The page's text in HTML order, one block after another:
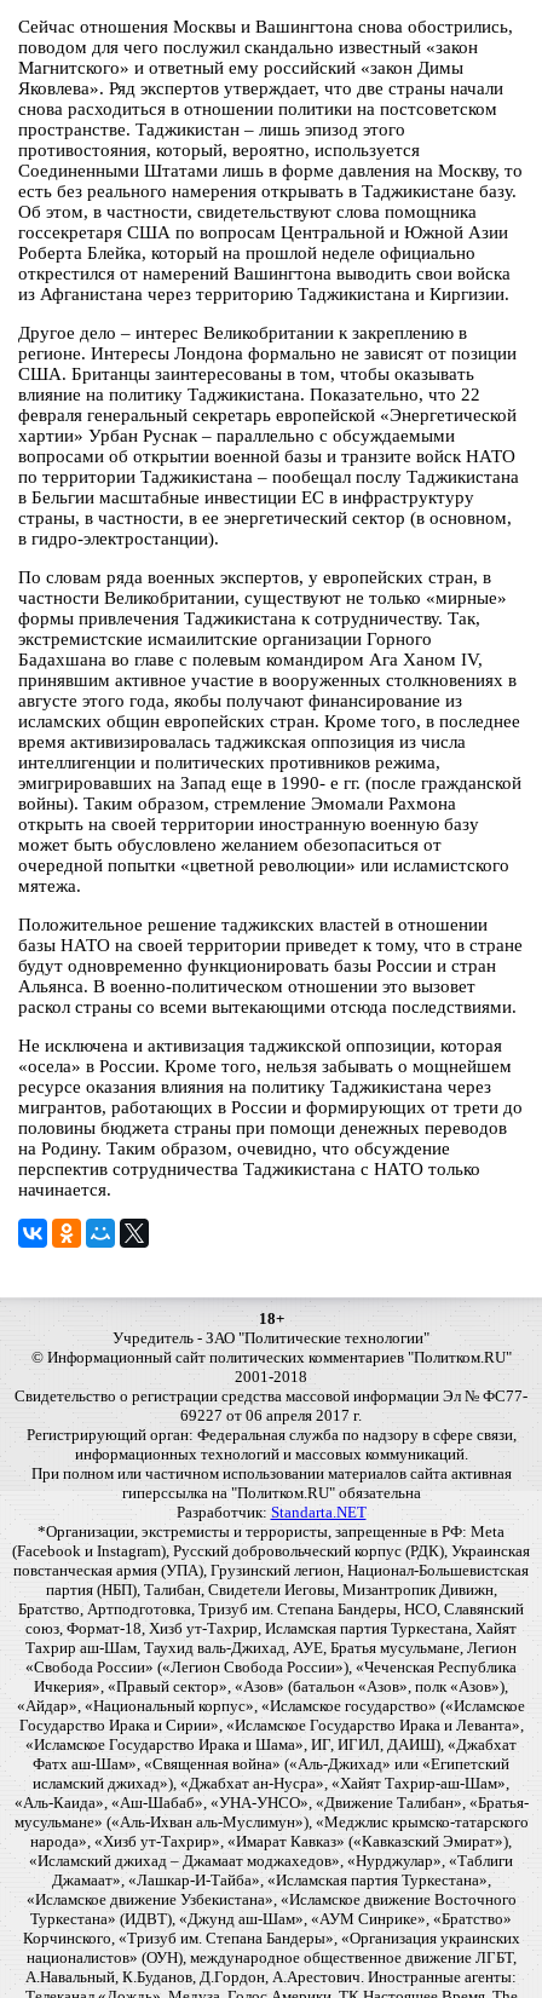
Сейчас отношения Москвы и Вашингтона снова обострились,
поводом для чего послужил скандально известный «закон
Магнитского» и ответный ему российский «закон Димы
Яковлева». Ряд экспертов утверждает, что две страны начали
снова расходиться в отношении политики на постсоветском
пространстве. Таджикистан – лишь эпизод этого
противостояния, который, вероятно, используется
Соединенными Штатами лишь в форме давления на Москву, то
есть без реального намерения открывать в Таджикистане базу.
Об этом, в частности, свидетельствуют слова помощника
госсекретаря США по вопросам Центральной и Южной Азии
Роберта Блейка, который на прошлой неделе официально
открестился от намерений Вашингтона выводить свои войска
из Афганистана через территорию Таджикистана и Киргизии.
Другое дело – интерес Великобритании к закреплению в
регионе. Интересы Лондона формально не зависят от позиции
США. Британцы заинтересованы в том, чтобы оказывать
влияние на политику Таджикистана. Показательно, что 22
февраля генеральный секретарь европейской «Энергетической
хартии» Урбан Руснак – параллельно с обсуждаемыми
вопросами об открытии военной базы и транзите войск НАТО
по территории Таджикистана – пообещал послу Таджикистана
в Бельгии масштабные инвестиции ЕС в инфраструктуру
страны, в частности, в ее энергетический сектор (в основном,
в гидро-электростанции).
По словам ряда военных экспертов, у европейских стран, в
частности Великобритании, существуют не только «мирные»
формы привлечения Таджикистана к сотрудничеству. Так,
экстремистские исмаилитские организации Горного
Бадахшана во главе с полевым командиром Ага Ханом IV,
принявшим активное участие в вооруженных столкновениях в
августе этого года, якобы получают финансирование из
исламских общин европейских стран. Кроме того, в последнее
время активизировалась таджикская оппозиция из числа
интеллигенции и политических противников режима,
эмигрировавших на Запад еще в 1990- е гг. (после гражданской
войны). Таким образом, стремление Эмомали Рахмона
открыть на своей территории иностранную военную базу
может быть обусловлено желанием обезопаситься от
очередной попытки «цветной революции» или исламистского
мятежа.
Положительное решение таджикских властей в отношении
базы НАТО на своей территории приведет к тому, что в стране
будут одновременно функционировать базы России и стран
Альянса. В военно-политическом отношении это вызовет
раскол страны со всеми вытекающими отсюда последствиями.
Не исключена и активизация таджикской оппозиции, которая
«осела» в России. Кроме того, нельзя забывать о мощнейшем
ресурсе оказания влияния на политику Таджикистана через
мигрантов, работающих в России и формирующих от трети до
половины бюджета страны при помощи денежных переводов
на Родину. Таким образом, очевидно, что обсуждение
перспектив сотрудничества Таджикистана с НАТО только
начинается.
18+
Учредитель - ЗАО "Политические технологии"
© Информационный сайт политических комментариев "Политком.RU"
2001-2018
Свидетельство о регистрации средства массовой информации Эл № ФС77-
69227 от 06 апреля 2017 г.
Регистрирующий орган: Федеральная служба по надзору в сфере связи,
информационных технологий и массовых коммуникаций.
При полном или частичном использовании материалов сайта активная
гиперссылка на "Политком.RU" обязательна
Разработчик: Standarta.NET
*Организации, экстремисты и террористы, запрещенные в РФ: Meta
(Facebook и Instagram), Русский добровольческий корпус (РДК), Украинская
повстанческая армия (УПА), Грузинский легион, Национал-Большевистская
партия (НБП), Талибан, Свидетели Иеговы, Мизантропик Дивижн,
Братство, Артподготовка, Тризуб им. Степана Бандеры, НСО, Славянский
союз, Формат-18, Хизб ут-Тахрир, Исламская партия Туркестана, Хайят
Тахрир аш-Шам, Таухид валь-Джихад, АУЕ, Братья мусульмане, Легион
«Свобода России» («Легион Свобода России»), «Чеченская Республика
Ичкерия», «Правый сектор», «Азов» (батальон «Азов», полк «Азов»),
«Айдар», «Национальный корпус», «Исламское государство» («Исламское
Государство Ирака и Сирии», «Исламское Государство Ирака и Леванта»,
«Исламское Государство Ирака и Шама», ИГ, ИГИЛ, ДАИШ), «Джабхат
Фатх аш-Шам», «Священная война» («Аль-Джихад» или «Египетский
исламский джихад»), «Джабхат ан-Нусра», «Хайят Тахрир-аш-Шам»,
«Аль-Каида», «Аш-Шабаб», «УНА-УНСО», «Движение Талибан», «Братья-
мусульмане» («Аль-Ихван аль-Муслимун»), «Меджлис крымско-татарского
народа», «Хизб ут-Тахрир», «Имарат Кавказ» («Кавказский Эмират»),
«Исламский джихад – Джамаат моджахедов», «Нурджулар», «Таблиги
Джамаат», «Лашкар-И-Тайба», «Исламская партия Туркестана»,
«Исламское движение Узбекистана», «Исламское движение Восточного
Туркестана» (ИДВТ), «Джунд аш-Шам», «АУМ Синрике», «Братство»
Корчинского, «Тризуб им. Степана Бандеры», «Организация украинских
националистов» (ОУН), международное общественное движение ЛГБТ,
А.Навальный, К.Буданов, Д.Гордон, А.Арестович. Иностранные агенты: